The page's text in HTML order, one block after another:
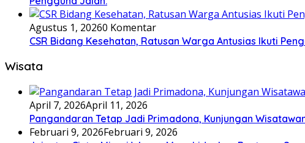
Agustus 1, 20260 Komentar
CSR Bidang Kesehatan, Ratusan Warga Antusias Ikuti
Wisata
April 7, 2026April 11, 2026
Pangandaran Tetap Jadi Primadona, Kunjungan
Februari 9, 2026Februari 9, 2026